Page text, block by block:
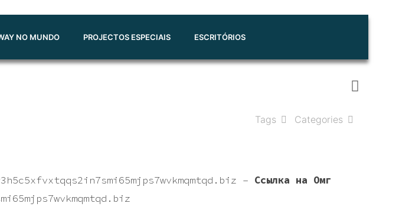
NO MUNDO PROJECTOS ESPECIAIS ESCRITÓRIOS
Categories
Tags
– Ссылка на Омг